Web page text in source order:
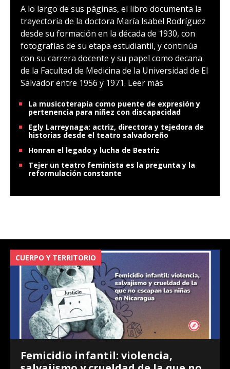
A lo largo de sus páginas, el libro documenta la
trayectoria de la doctora María Isabel Rodríguez
desde su formación en la década de 1930, con
fotografías de su etapa estudiantil, y continúa
con su carrera docente y su papel como decana
de la Facultad de Medicina de la Universidad de El
Salvador entre 1956 y 1971. Leer más
La musicoterapia como puente de expresión y
pertenencia para niñez con discapacidad
Egly Larreynaga: actriz, directora y tejedora de
historias desde el teatro salvadoreño
Honran el legado y lucha de Beatriz
Tejer un teatro feminista es la pregunta y la
reformulación constante
CUERPO Y TERRITORIO
Femicidio infantil: violencia,